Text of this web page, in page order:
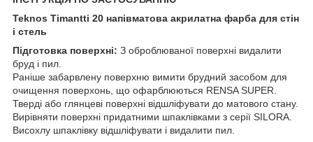
Teknos Timantti 20 напівматова акрилатна фарба для стін
і стель
Підготовка поверхні: З оброблюваної поверхні видалити
бруд і пил.
Раніше забарвлену поверхню вимити брудний засобом для
очищення поверхонь, що офарблюються RENSA SUPER.
Тверді або глянцеві поверхні відшліфувати до матового стану.
Вирівняти поверхні придатними шпаклівками з серії SILORA.
Висохлу шпаклівку відшліфувати і видалити пил.